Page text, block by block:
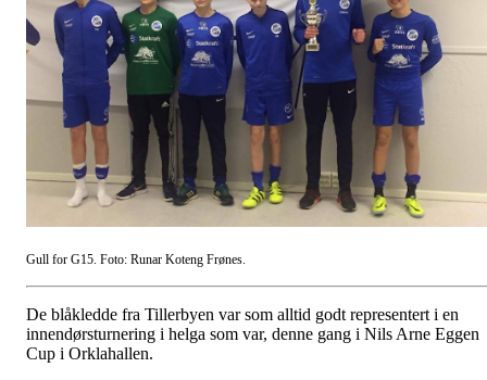
Gull for G15. Foto: Runar Koteng Frønes.
De blåkledde fra Tillerbyen var som alltid godt representert i en
innendørsturnering i helga som var, denne gang i Nils Arne Eggen
Cup i Orklahallen.